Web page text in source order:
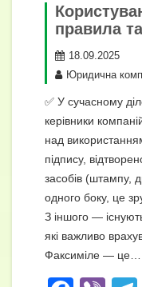
правила
18.09.2025
Юридична
✅ У сучасному
керівники
над
підпису,
засобів (штампу,
одного боку, це
З іншого —
які важливо
Факсиміле — це…